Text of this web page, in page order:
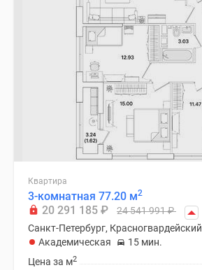
Квартира
3-комнатная 77.20 м2
20 291 185 ₽ 24 541 991₽
Санкт-Петербург, Красногвардейский
Академическая
15 мин.
Цена за м2